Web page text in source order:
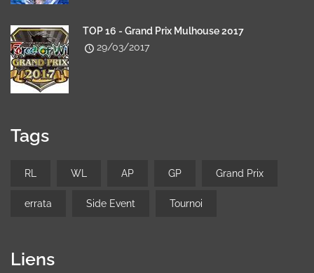
TOP 16 - Grand Prix Mulhouse 2017
29/03/2017
Tags
RL WL AP GP Grand Prix
errata Side Event Tournoi
Liens